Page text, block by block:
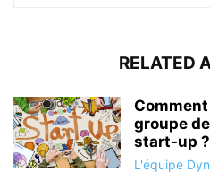
RELATED
groupe
start-up ?
L'équipe